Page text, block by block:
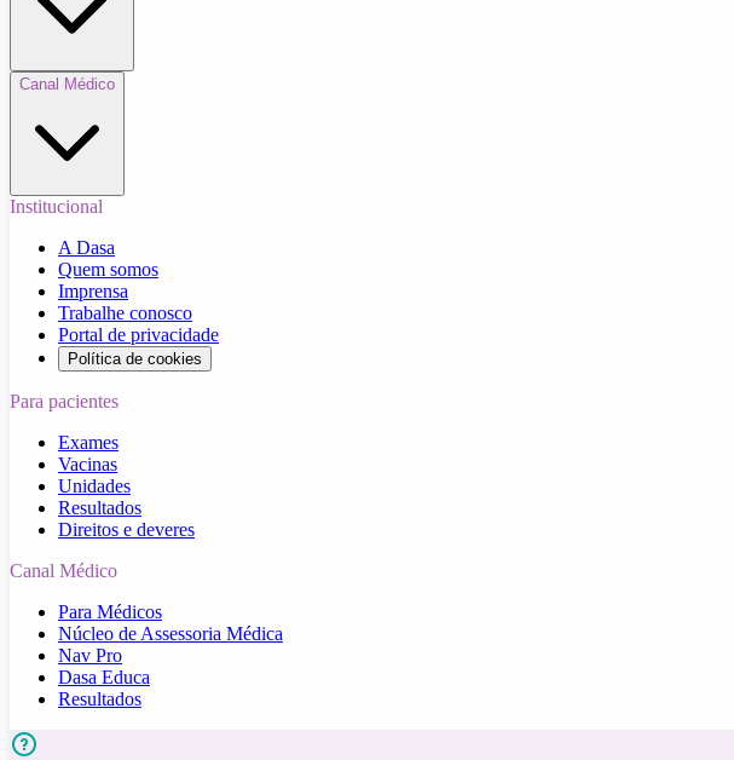
Canal Médico
Institucional
A Dasa
Quem somos
Imprensa
Trabalhe conosco
Portal de privacidade
Política de cookies
Para pacientes
Exames
Vacinas
Unidades
Resultados
Direitos e deveres
Canal Médico
Para Médicos
Núcleo de Assessoria Médica
Nav Pro
Dasa Educa
Resultados